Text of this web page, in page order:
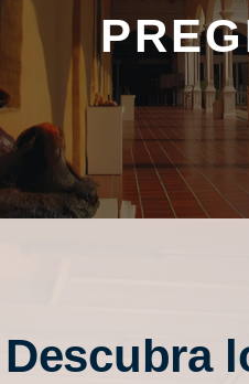
Descubra